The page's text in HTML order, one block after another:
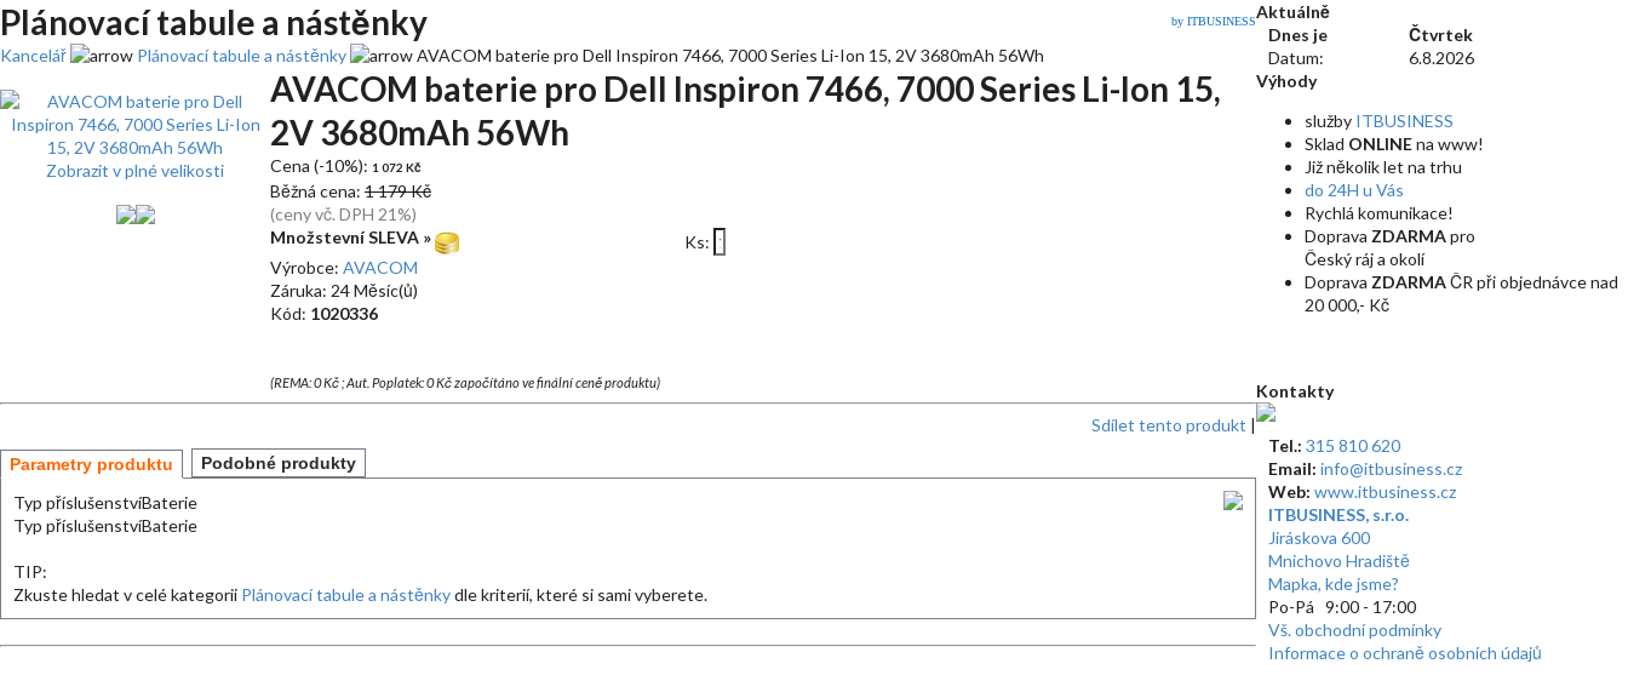
Plánovací tabule a nástěnky by ITBUSINESS
Kancelář Plánovací tabule a nástěnky AVACOM baterie pro Dell Inspiron 7466, 7000 Series Li-Ion 15, 2V 3680mAh 56Wh
Zobrazit v plné velikosti
AVACOM baterie pro Dell Inspiron 7466, 7000 Series Li-Ion 15,
2V 3680mAh 56Wh
Cena (-10%): 1 072 Kč
Běžná cena: 1 179 Kč
(ceny vč. DPH 21%)
Množstevní SLEVA »
Ks:
Výrobce: AVACOM
Záruka: 24 Měsíc(ů)
Kód: 1020336
(REMA: 0 Kč ; Aut. Poplatek: 0 Kč započítáno ve finální ceně produktu)
Sdílet tento produkt |
Parametry produktu Podobné produkty
Typ příslušenstvíBaterie
Typ příslušenstvíBaterie
TIP:
Zkuste hledat v celé kategorii Plánovací tabule a nástěnkydle kriterií, které si sami vyberete.
Aktuálně
Dnes je
Čtvrtek
Datum:
6.8.2026
Výhody
služby ITBUSINESS
Sklad ONLINEna www!
Již několik let na trhu
do 24H u Vás
Rychlá komunikace!
Doprava ZDARMApro
Český ráj a okolí
Doprava ZDARMAČR při objednávce nad
20 000,- Kč
Kontakty
Tel.: 315 810 620
Email: info@itbusiness.cz
Web: www.itbusiness.cz
ITBUSINESS, s.r.o.
Jiráskova 600
Mnichovo Hradiště
Mapka, kde jsme?
Po-Pá 9:00 - 17:00
Vš. obchodní podmínky
Informace o ochraně osobních údajů